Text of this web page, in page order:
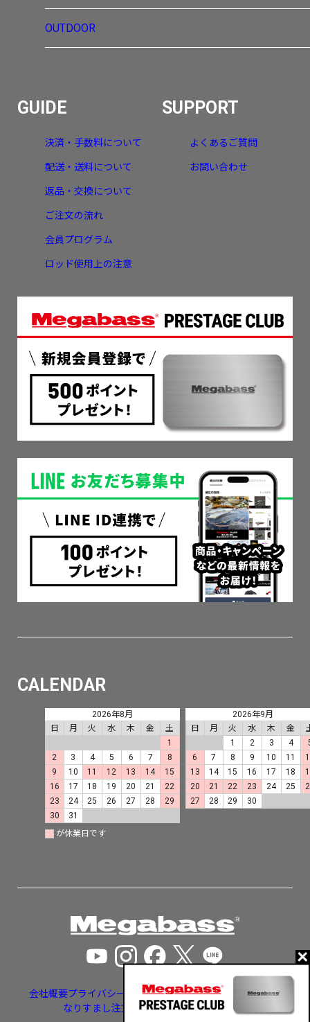
OUTDOOR
GUIDE
決済・手数料について
配送・送料について
返品・交換について
ご注文の流れ
会員プログラム
ロッド使用上の注意
SUPPORT
よくあるご質問
お問い合わせ
CALENDAR
2026年8月
日
月 火 水 木 金
土
1
2
3 4 5 6 7
8
9
10 11 12 13 14
15
16
17 18 19 20 21
22
23
24 25 26 27 28
29
30
31
2026年9月
日
月 火 水 木 金
1
2 3 4
6
7 8 9 10 11
13
14 15 16 17 18
20
21 22 23 24 25
27
28 29 30
が休業日です
会社概要プライバシーポリシー特定商取引法に基づく表示
なりすまし注文・いたずら注文等への対応